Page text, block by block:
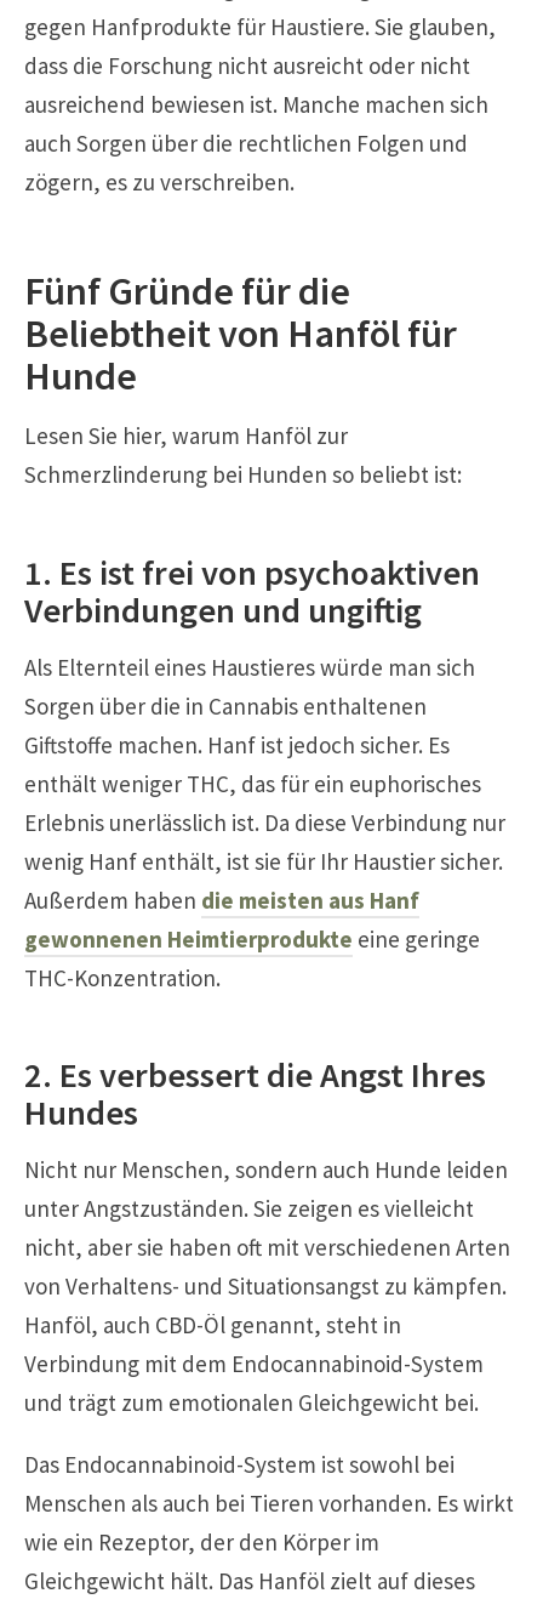
gegen Hanfprodukte für Haustiere. Sie glauben,
dass die Forschung nicht ausreicht oder nicht
ausreichend bewiesen ist. Manche machen sich
auch Sorgen über die rechtlichen Folgen und
zögern, es zu verschreiben.
Fünf Gründe für die
Beliebtheit von Hanföl für
Hunde
Lesen Sie hier, warum Hanföl zur
Schmerzlinderung bei Hunden so beliebt ist:
1. Es ist frei von psychoaktiven
Verbindungen und ungiftig
Als Elternteil eines Haustieres würde man sich
Sorgen über die in Cannabis enthaltenen
Giftstoffe machen. Hanf ist jedoch sicher. Es
enthält weniger THC, das für ein euphorisches
Erlebnis unerlässlich ist. Da diese Verbindung nur
wenig Hanf enthält, ist sie für Ihr Haustier sicher.
Außerdem haben die meisten aus Hanf
gewonnenen Heimtierprodukte eine geringe
THC-Konzentration.
2. Es verbessert die Angst Ihres
Hundes
Nicht nur Menschen, sondern auch Hunde leiden
unter Angstzuständen. Sie zeigen es vielleicht
nicht, aber sie haben oft mit verschiedenen Arten
von Verhaltens- und Situationsangst zu kämpfen.
Hanföl, auch CBD-Öl genannt, steht in
Verbindung mit dem Endocannabinoid-System
und trägt zum emotionalen Gleichgewicht bei.
Das Endocannabinoid-System ist sowohl bei
Menschen als auch bei Tieren vorhanden. Es wirkt
wie ein Rezeptor, der den Körper im
Gleichgewicht hält. Das Hanföl zielt auf dieses